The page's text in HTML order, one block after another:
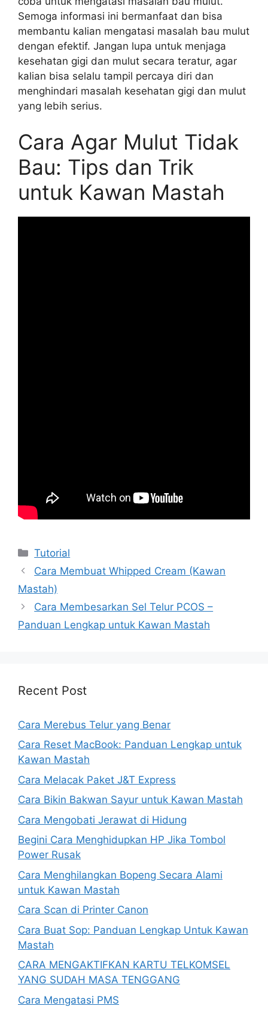
Semoga informasi ini bermanfaat dan bisa
membantu kalian mengatasi masalah bau mulut
dengan efektif. Jangan lupa untuk menjaga
kesehatan gigi dan mulut secara teratur, agar
kalian bisa selalu tampil percaya diri dan
menghindari masalah kesehatan gigi dan mulut
yang lebih serius.
Cara Agar Mulut Tidak
Bau: Tips dan Trik
untuk Kawan Mastah
Kategori
Tutorial
Cara Membuat Whipped Cream (Kawan
Mastah)
Cara Membesarkan Sel Telur PCOS –
Panduan Lengkap untuk Kawan Mastah
Recent Post
Cara Merebus Telur yang Benar
Cara Reset MacBook: Panduan Lengkap untuk
Kawan Mastah
Cara Melacak Paket J&T Express
Cara Bikin Bakwan Sayur untuk Kawan Mastah
Cara Mengobati Jerawat di Hidung
Begini Cara Menghidupkan HP Jika Tombol
Power Rusak
Cara Menghilangkan Bopeng Secara Alami
untuk Kawan Mastah
Cara Scan di Printer Canon
Cara Buat Sop: Panduan Lengkap Untuk Kawan
Mastah
CARA MENGAKTIFKAN KARTU TELKOMSEL
YANG SUDAH MASA TENGGANG
Cara Mengatasi PMS